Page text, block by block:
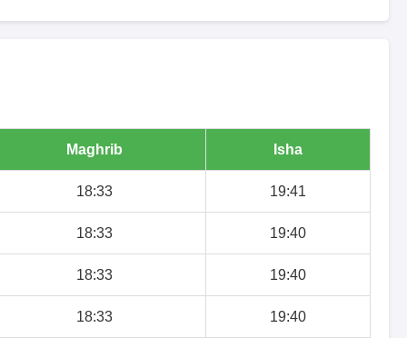
Maghrib Isha
18:33 19:41
18:33 19:40
18:33 19:40
18:33 19:40